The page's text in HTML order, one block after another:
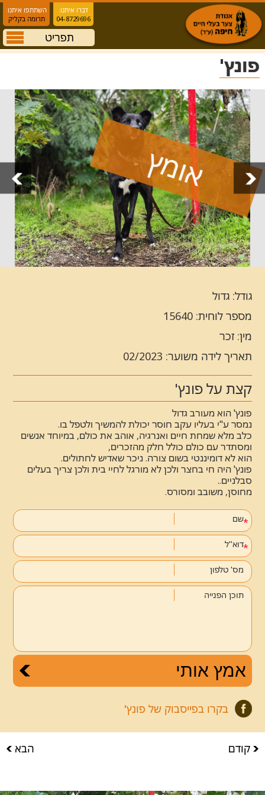
תפריט
דברו איתנו:
04-8729696
השתתפו איתנו:
תרומה בקליק
פונץ'
אומץ
גודל: גדול
מספר לוחית: 15640
מין: זכר
תאריך לידה משוער: 02/2023
קצת על פונץ'
פונץ' הוא מעורב גדול
נמסר ע"י בעליו עקב חוסר יכולת להמשיך ולטפל בו.
כלב מלא שמחת חיים ואנרגיה, אוהב את כולם, במיוחד אנשים
ומסתדר עם כולם כולל חלק מהזכרים,
הוא לא דומיננטי בשום צורה. ניכר שאדיש לחתולים.
פונץ' היה חי בחצר ולכן לא מורגל לחיי בית ולכן צריך בעלים
סבלניים..
מחוסן, משובב ומסורס.
שם
דוא''ל
מס' טלפון
תוכן הפנייה
בקרו בפייסבוק של פונץ'
קודם הבא